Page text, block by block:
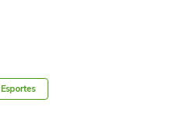
Esportes